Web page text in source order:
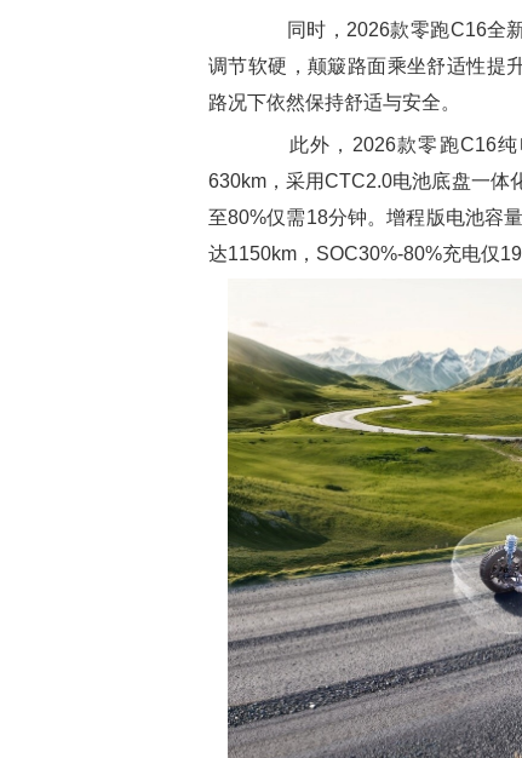
同时，2026款零跑C16全新
调节软硬，颠簸路面乘坐舒适性提
路况下依然保持舒适与安全。
此外，2026款零跑C16纯
630km，采用CTC2.0电池底盘一体
至80%仅需18分钟。增程版电池容
达1150km，SOC30%-80%充电仅19